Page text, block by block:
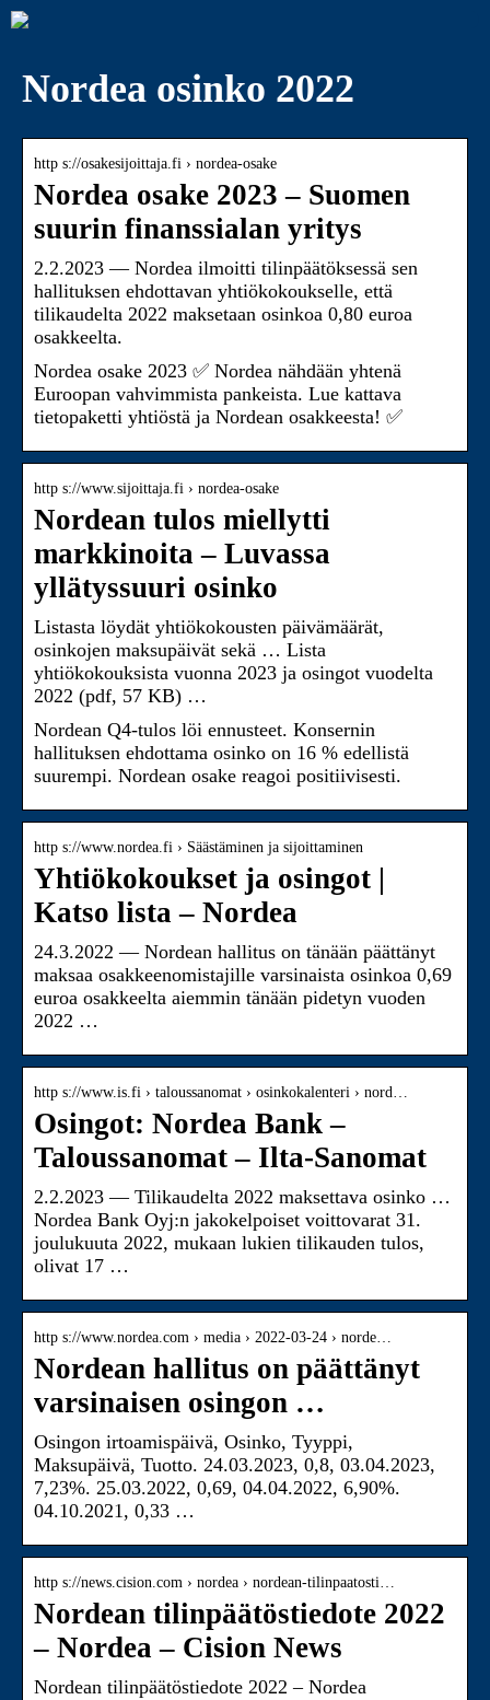
Nordea osinko 2022
http s://osakesijoittaja.fi › nordea-osake
Nordea osake 2023 – Suomen
suurin finanssialan yritys
2.2.2023 — Nordea ilmoitti tilinpäätöksessä sen
hallituksen ehdottavan yhtiökokoukselle, että
tilikaudelta 2022 maksetaan osinkoa 0,80 euroa
osakkeelta.
Nordea osake 2023 ✅ Nordea nähdään yhtenä
Euroopan vahvimmista pankeista. Lue kattava
tietopaketti yhtiöstä ja Nordean osakkeesta! ✅
http s://www.sijoittaja.fi › nordea-osake
Nordean tulos miellytti
markkinoita – Luvassa
yllätyssuuri osinko
Listasta löydät yhtiökokousten päivämäärät,
osinkojen maksupäivät sekä … Lista
yhtiökokouksista vuonna 2023 ja osingot vuodelta
2022 (pdf, 57 KB) …
Nordean Q4-tulos löi ennusteet. Konsernin
hallituksen ehdottama osinko on 16 % edellistä
suurempi. Nordean osake reagoi positiivisesti.
http s://www.nordea.fi › Säästäminen ja sijoittaminen
Yhtiökokoukset ja osingot |
Katso lista – Nordea
24.3.2022 — Nordean hallitus on tänään päättänyt
maksaa osakkeenomistajille varsinaista osinkoa 0,69
euroa osakkeelta aiemmin tänään pidetyn vuoden
2022 …
http s://www.is.fi › taloussanomat › osinkokalenteri › nord…
Osingot: Nordea Bank –
Taloussanomat – Ilta-Sanomat
2.2.2023 — Tilikaudelta 2022 maksettava osinko …
Nordea Bank Oyj:n jakokelpoiset voittovarat 31.
joulukuuta 2022, mukaan lukien tilikauden tulos,
olivat 17 …
http s://www.nordea.com › media › 2022-03-24 › norde…
Nordean hallitus on päättänyt
varsinaisen osingon …
Osingon irtoamispäivä, Osinko, Tyyppi,
Maksupäivä, Tuotto. 24.03.2023, 0,8, 03.04.2023,
7,23%. 25.03.2022, 0,69, 04.04.2022, 6,90%.
04.10.2021, 0,33 …
http s://news.cision.com › nordea › nordean-tilinpaatosti…
Nordean tilinpäätöstiedote 2022
– Nordea – Cision News
Nordean tilinpäätöstiedote 2022 – Nordea